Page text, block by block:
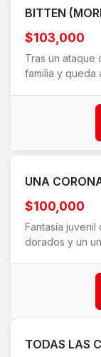
BITTEN
$103,000
Tras un ataque
familia y queda
UNA
$100,000
Fantasía
dorados y un
TODAS LAS